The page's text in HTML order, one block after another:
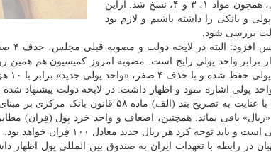
۱۴۰۲، برخی مواد قانون قبلی، همچون مواد ۱، ۳ و ۴، نسخ شد. ازاین
و بانکی را داشته باشیم و لازم بود
بررسی شود.
رئیس
پولی جدید معادل ۱۰ هزار برابر واحد پولی رایج است. مصوبه امروز
پولی جدید» برابر با ۱۰ هزار ریال فعلی می شود.
پولی اشاره نمود و اظهار داشت: در لایحه دولت پیشنهاد
پولی به «قِران» تغییر کند، اما با عنایت به
باقی بماند. همچنین، اضعاف و واحد خرد پول (قِران)
در رابطه با تعهدات ایران به صندوق بین المللی پول اظهار